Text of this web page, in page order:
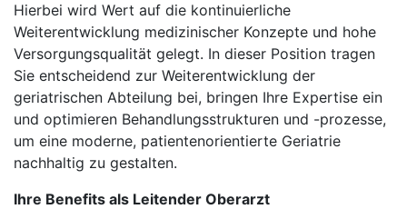
Hierbei wird Wert auf die kontinuierliche
Weiterentwicklung medizinischer Konzepte und hohe
Versorgungsqualität gelegt. In dieser Position tragen
Sie entscheidend zur Weiterentwicklung der
geriatrischen Abteilung bei, bringen Ihre Expertise ein
und optimieren Behandlungsstrukturen und -prozesse,
um eine moderne, patientenorientierte Geriatrie
nachhaltig zu gestalten.
Ihre Benefits als Leitender Oberarzt